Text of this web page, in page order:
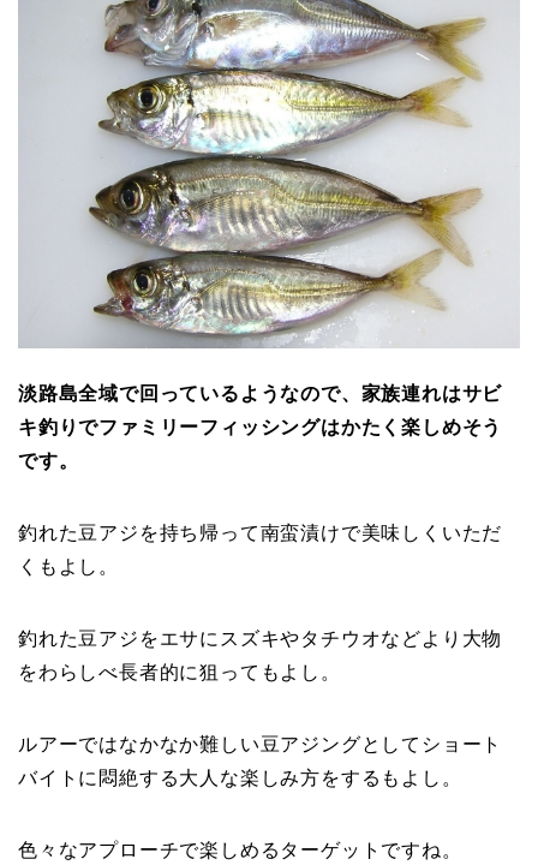
淡路島全域で回っているようなので、家族連れはサビ
キ釣りでファミリーフィッシングはかたく楽しめそう
です。
釣れた豆アジを持ち帰って南蛮漬けで美味しくいただ
くもよし。
釣れた豆アジをエサにスズキやタチウオなどより大物
をわらしべ長者的に狙ってもよし。
ルアーではなかなか難しい豆アジングとしてショート
バイトに悶絶する大人な楽しみ方をするもよし。
色々なアプローチで楽しめるターゲットですね。